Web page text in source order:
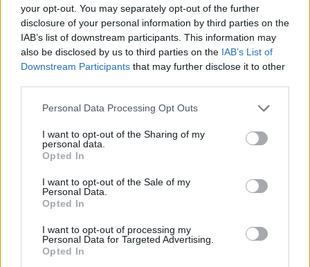
your opt-out. You may separately opt-out of the further
disclosure of your personal information by third parties on the
IAB’s list of downstream participants. This information may
also be disclosed by us to third parties on the IAB’s List of
Downstream Participants that may further disclose it to other
Personal Data Processing Opt Outs
I want to opt-out of the Sharing of my
personal data.
Opted In
I want to opt-out of the Sale of my
Personal Data.
Opted In
I want to opt-out of processing my
Personal Data for Targeted Advertising.
Opted In
Viharlovagok
Equilibrium - Gyilkos
SOROZAT